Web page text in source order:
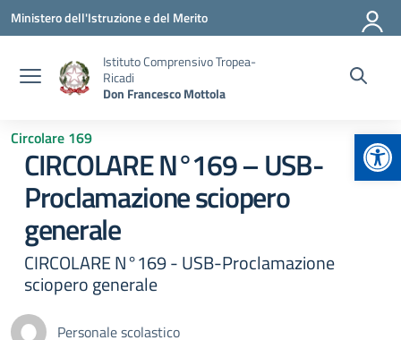
Vai ai contenuti
Vai al menu di navigazione
Vai al footer
Ministero dell'Istruzione e del Merito
Istituto Comprensivo Tropea-
Ricadi
Don Francesco Mottola
Circolare 169
CIRCOLARE N°169 – USB-
Proclamazione sciopero
generale
CIRCOLARE N°169 - USB-Proclamazione
sciopero generale
Personale scolastico